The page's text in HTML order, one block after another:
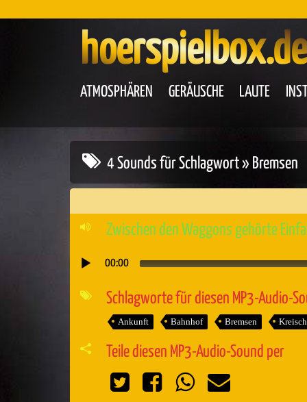
hoerspielbox.de
ATMOSPHÄREN GERÄUSCHE LAUTE
4 Sounds für Schlagwort » Bremsen
Zwischen den Waggons gehörte
Audio-
Player
00:00
Schlagworte für diesen MP3-Audio-
Ankunft Bahnhof Bremsen
Teile diesen MP3-Audio-Sound per